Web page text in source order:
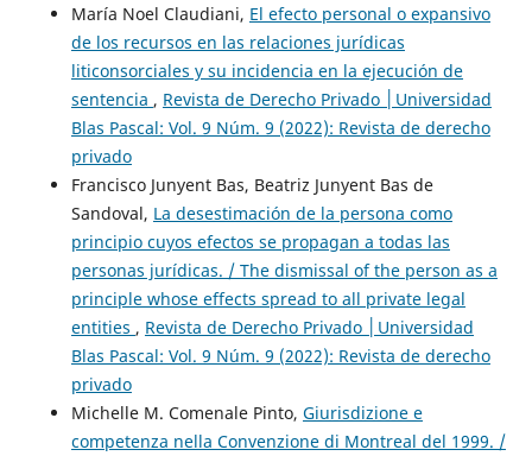
María Noel Claudiani, El efecto personal o expansivo
de los recursos en las relaciones jurídicas
liticonsorciales y su incidencia en la ejecución de
sentencia , Revista de Derecho Privado │Universidad
Blas Pascal: Vol. 9 Núm. 9 (2022): Revista de derecho
privado
Francisco Junyent Bas, Beatriz Junyent Bas de
Sandoval, La desestimación de la persona como
principio cuyos efectos se propagan a todas las
personas jurídicas. / The dismissal of the person as a
principle whose effects spread to all private legal
entities , Revista de Derecho Privado │Universidad
Blas Pascal: Vol. 9 Núm. 9 (2022): Revista de derecho
privado
Michelle M. Comenale Pinto, Giurisdizione e
competenza nella Convenzione di Montreal del 1999. /